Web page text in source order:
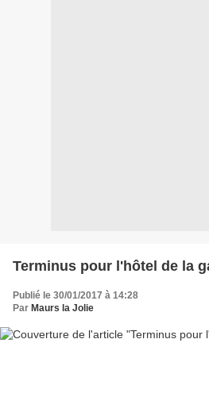
Terminus pour l'hôtel de la
Publié le 30/01/2017 à 14:28
Par Maurs la Jolie